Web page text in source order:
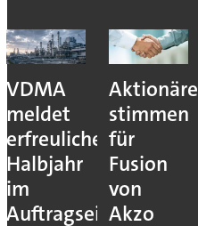
VDMA
meldet
erfreuliches
Halbjahr
im
Auftragseingang
Aktionäre
stimmen
für
Fusion
von
Akzo